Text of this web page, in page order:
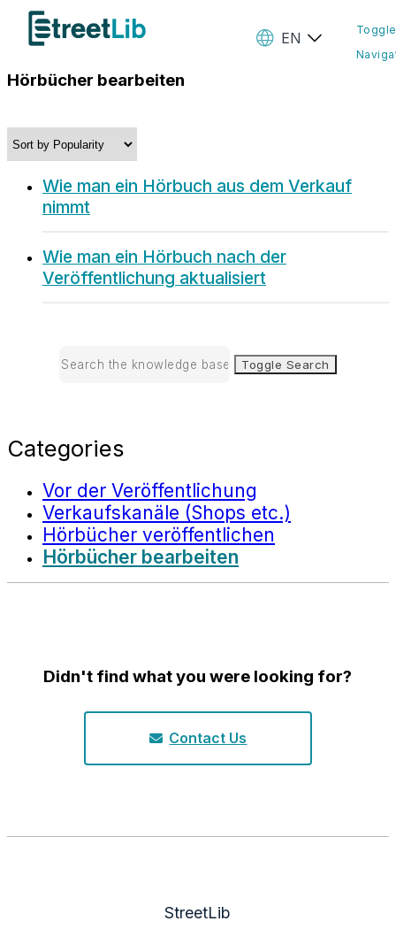
Toggle
Manage Your Account and
EN
Hörbücher bearbeiten
Wie man ein Hörbuch aus dem Verkauf
nimmt
Wie man ein Hörbuch nach der
Veröffentlichung aktualisiert
Toggle Search
Categories
Vor der Veröffentlichung
Verkaufskanäle (Shops etc.)
Hörbücher veröffentlichen
Hörbücher bearbeiten
Didn't find what you were looking for?
Contact Us
StreetLib